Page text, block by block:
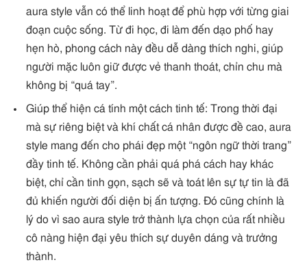
aura style vẫn có thể linh hoạt để phù hợp với từng giai
đoạn cuộc sống. Từ đi học, đi làm đến dạo phố hay
hẹn hò, phong cách này đều dễ dàng thích nghi, giúp
người mặc luôn giữ được vẻ thanh thoát, chỉn chu mà
không bị “quá tay”.
Giúp thể hiện cá tính một cách tinh tế: Trong thời đại
mà sự riêng biệt và khí chất cá nhân được đề cao, aura
style mang đến cho phái đẹp một “ngôn ngữ thời trang”
đầy tinh tế. Không cần phải quá phá cách hay khác
biệt, chỉ cần tinh gọn, sạch sẽ và toát lên sự tự tin là đã
đủ khiến người đối diện bị ấn tượng. Đó cũng chính là
lý do vì sao aura style trở thành lựa chọn của rất nhiều
cô nàng hiện đại yêu thích sự duyên dáng và trưởng
thành.